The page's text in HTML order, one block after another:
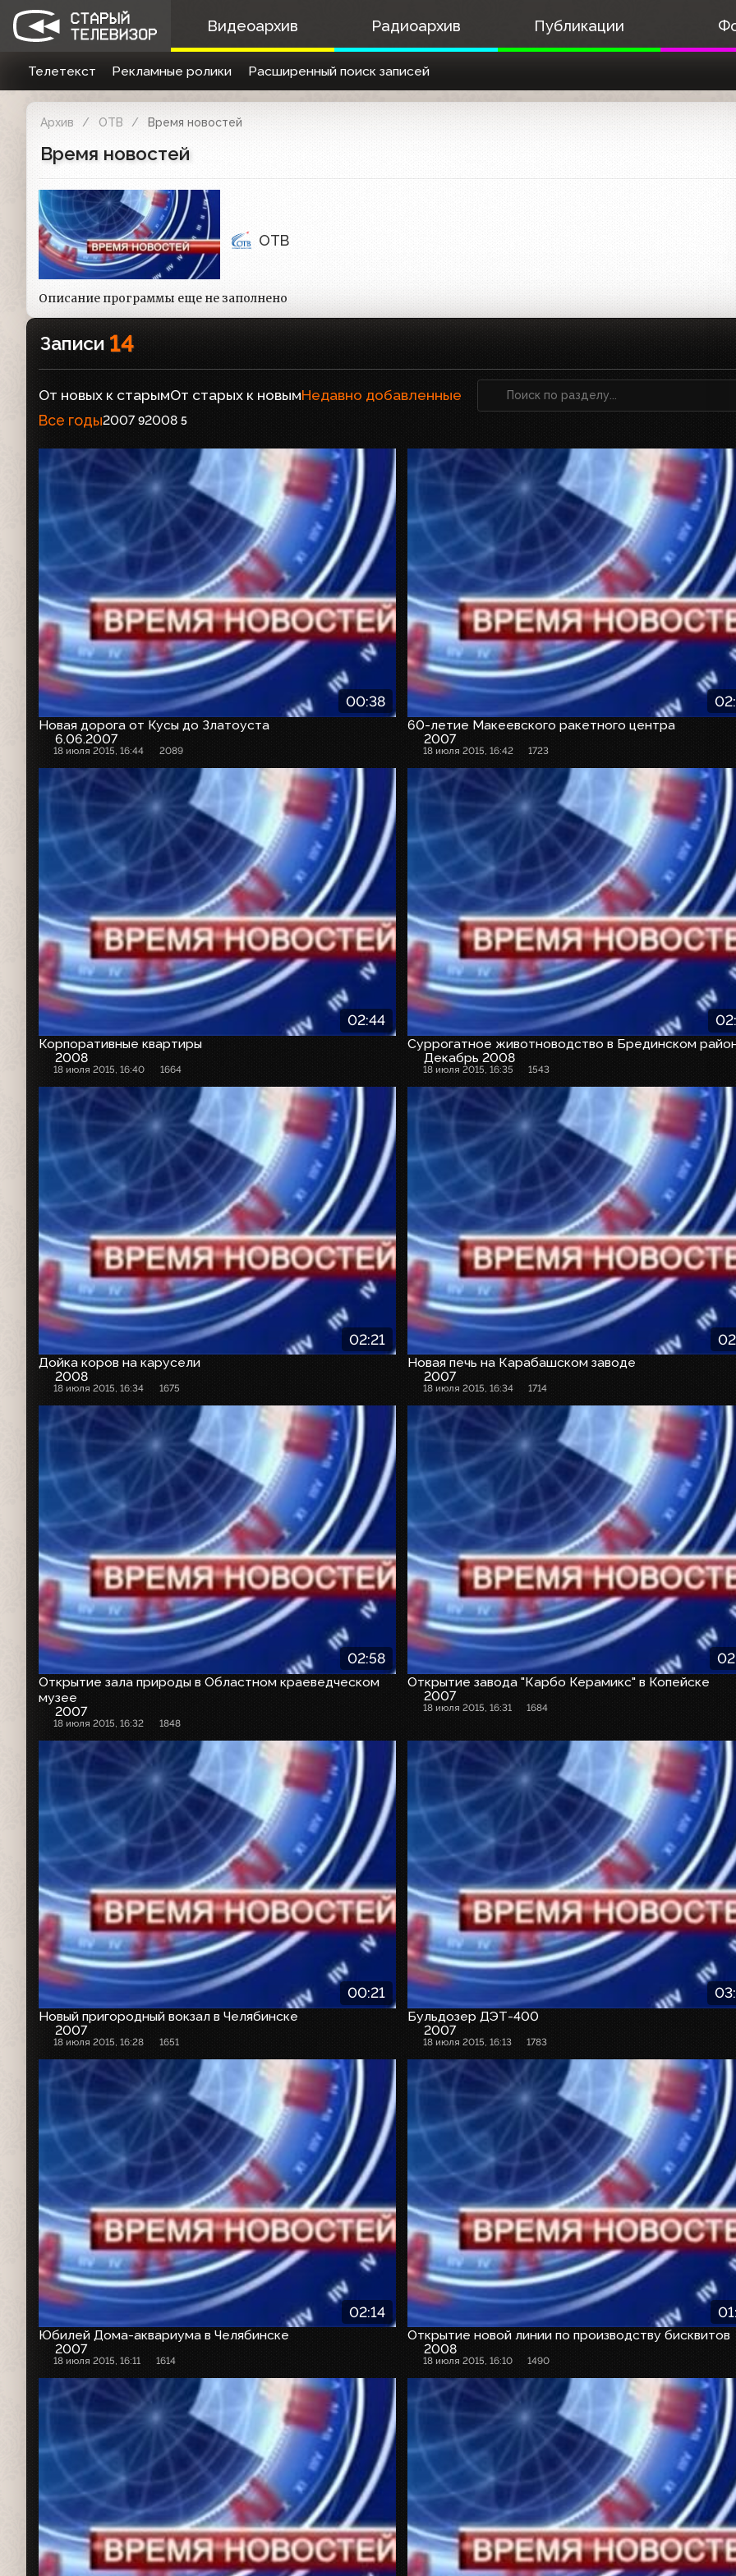
Видеоархив Радиоархив Публикации
Телетекст Рекламные ролики Расширенный поиск записей
Архив ОТВ Время новостей
Время новостей
ОТВ
Описание программы еще не заполнено
Записи 14
От новых к старымОт старых к новымНедавно добавленные
Все годы2007 92008 5
00:38
Новая дорога от Кусы до Златоуста
6.06.2007
18 июля 2015, 16:44 2089
60-летие Макеевского ракетного центра
2007
18 июля 2015, 16:42 1723
02:44
Корпоративные квартиры
2008
18 июля 2015, 16:40 1664
Суррогатное животноводство в Брединском
Декабрь 2008
18 июля 2015, 16:35 1543
02:21
Дойка коров на карусели
2008
18 июля 2015, 16:34 1675
Новая печь на Карабашском заводе
2007
18 июля 2015, 16:34 1714
02:58
Открытие зала природы в Областном краеведческом
музее
2007
18 июля 2015, 16:32 1848
Открытие завода "Карбо Керамикс" в Копейске
2007
18 июля 2015, 16:31 1684
00:21
Новый пригородный вокзал в Челябинске
2007
18 июля 2015, 16:28 1651
Бульдозер ДЭТ-400
2007
18 июля 2015, 16:13 1783
02:14
Юбилей Дома-аквариума в Челябинске
2007
18 июля 2015, 16:11 1614
Открытие новой линии по производству бисквитов
2008
18 июля 2015, 16:10 1490